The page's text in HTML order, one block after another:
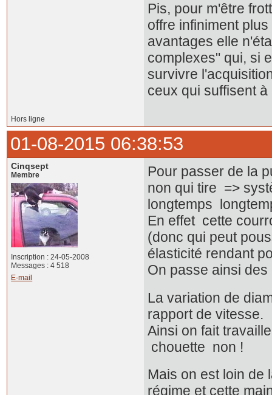
Pis, pour m'être
offre infiniment
avantages elle
complexes" qui, si
survivre
ceux qui suffisent
Hors ligne
01-08-2015 06:38:53
Cinqsept
Membre
Inscription : 24-05-2008
Messages : 4 518
E-mail
Pour passer de la
non qui tire =>
longtemps
En effet cette
(donc qui peut
élasticité rendant
On passe ainsi
La variation de
rapport de vitesse.
Ainsi on fait
chouette non !
Mais on est loin de
régime et cette